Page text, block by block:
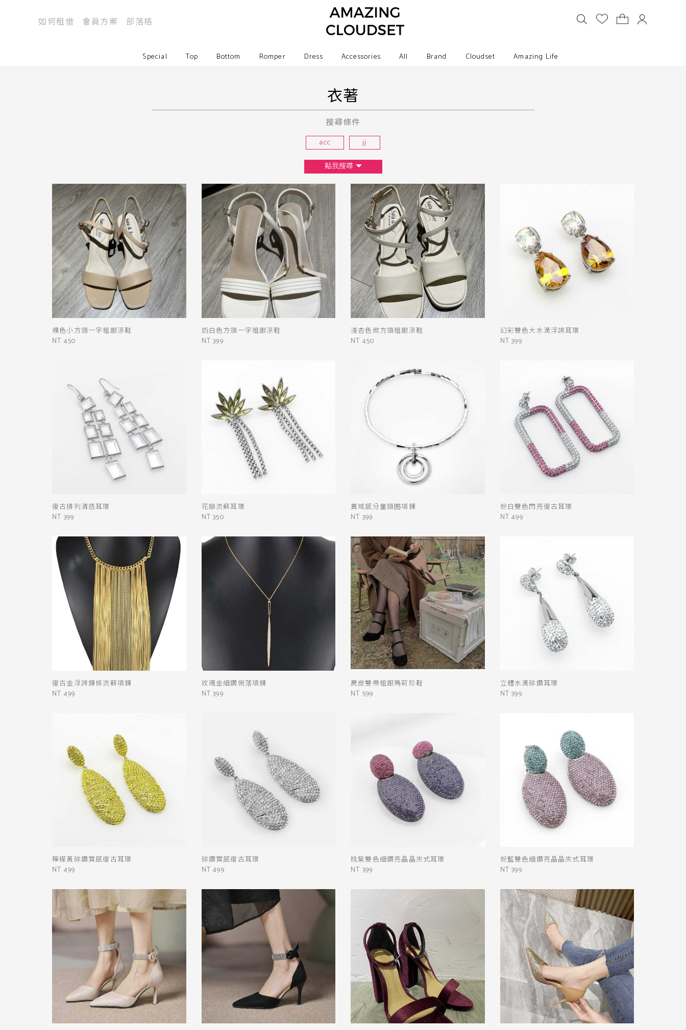
如何租借 會員方案 部落格
Special Top Bottom Romper Dress Accessories All Brand Cloudset Amazing Life
衣著
搜尋條件
acc jj
點我搜尋
尺寸
XS S L F
顏色
黑 白 棕 橘 紫
銀 米 藍 灰
格紋
裸色小方頭一字粗跟涼鞋
NT 450
奶白色方頭一字粗跟涼鞋
NT 399
淺杏色微方頭粗跟涼鞋
NT 450
幻彩雙色大水滴浮誇耳環
NT 399
復古排列清透耳環
NT 399
花瓣流蘇耳環
NT 350
異域感分量頸圈項鍊
NT 399
粉白雙色閃亮復古耳環
NT 499
復古金浮誇鍊條流蘇項鍊
NT 499
玫瑰金細鑽俐落項鍊
NT 399
麂皮雙帶粗跟瑪莉珍鞋
NT 599
立體水滴碎鑽耳環
NT 399
檸檬黃碎鑽質感復古耳環
NT 499
碎鑽質感復古耳環
NT 499
桃紫雙色細鑽亮晶晶夾式耳環
NT 399
粉藍雙色細鑽亮晶晶夾式耳環
NT 399